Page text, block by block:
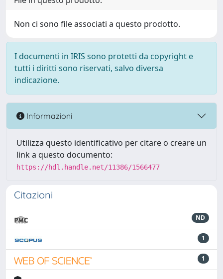
Non ci sono file associati a questo prodotto.
I documenti in IRIS sono protetti da copyright e
tutti i diritti sono riservati, salvo diversa
indicazione.
Informazioni
Utilizza questo identificativo per citare o creare un
link a questo documento:
https://hdl.handle.net/11386/1566477
Citazioni
ND
1
1